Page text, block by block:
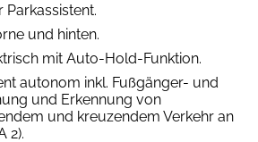
Parkassistent.
und hinten.
mit Auto-Hold-Funktion.
autonom inkl. Fußgänger- und
und Erkennung von
und kreuzendem Verkehr an
2).